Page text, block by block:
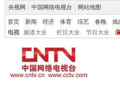
央视网 中国网络电视台 网站地图
首页 新闻 经济 体育 综艺 春晚 戏
电视
频道大全 栏目大全 节目大全